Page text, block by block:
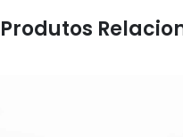
Produtos